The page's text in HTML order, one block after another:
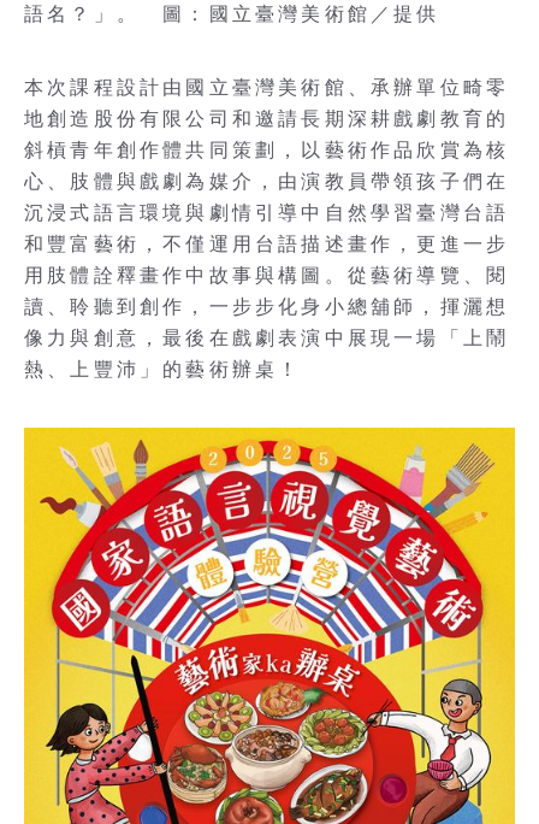
語名？」。 圖：國立臺灣美術館／提供
本次課程設計由國立臺灣美術館、承辦單位畸零
地創造股份有限公司和邀請長期深耕戲劇教育的
斜槓青年創作體共同策劃，以藝術作品欣賞為核
心、肢體與戲劇為媒介，由演教員帶領孩子們在
沉浸式語言環境與劇情引導中自然學習臺灣台語
和豐富藝術，不僅運用台語描述畫作，更進一步
用肢體詮釋畫作中故事與構圖。從藝術導覽、閱
讀、聆聽到創作，一步步化身小總舖師，揮灑想
像力與創意，最後在戲劇表演中展現一場「上鬧
熱、上豐沛」的藝術辦桌！